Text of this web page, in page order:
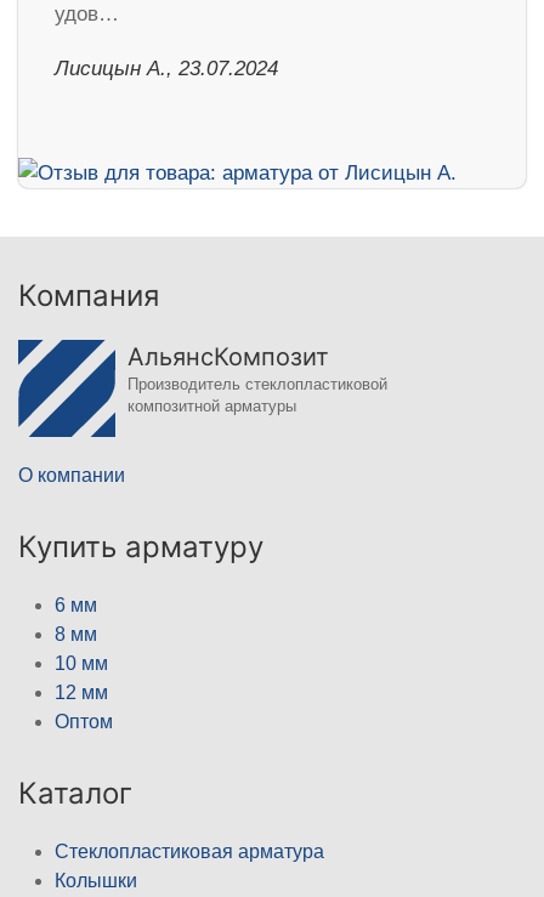
удов…
Лисицын А., 23.07.2024
Компания
АльянсКомпозит
Производитель стеклопластиковой
композитной арматуры
О компании
Купить арматуру
6 мм
8 мм
10 мм
12 мм
Оптом
Каталог
Стеклопластиковая арматура
Колышки